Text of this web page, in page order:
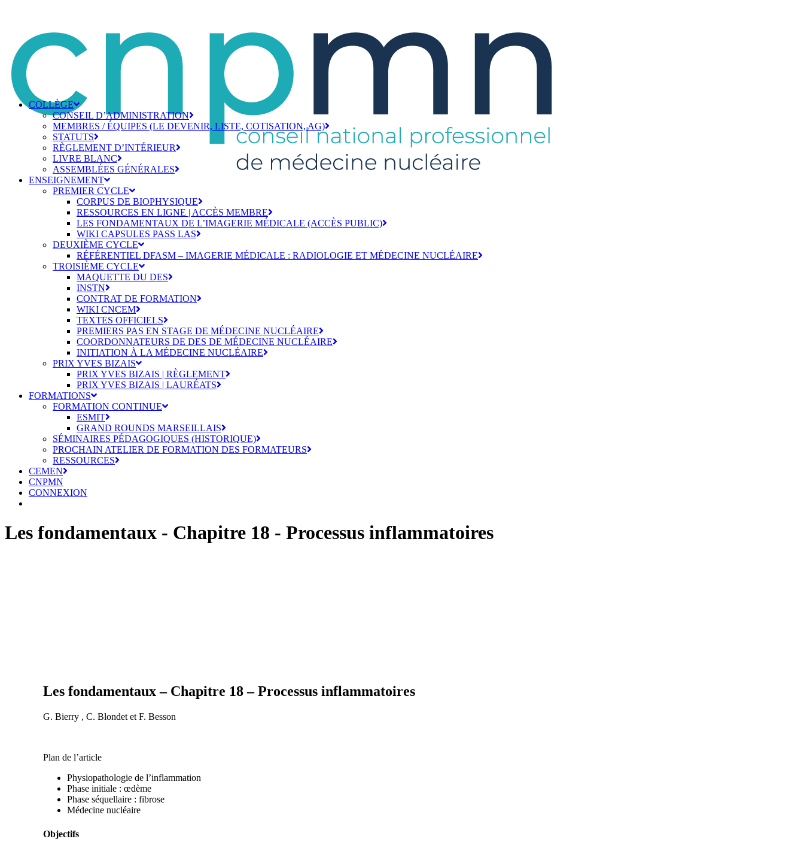
COLLÈGE
CONSEIL D’ADMINISTRATION
MEMBRES / ÉQUIPES (LE DEVENIR, LISTE, COTISATION, AG)
STATUTS
RÈGLEMENT D’INTÉRIEUR
LIVRE BLANC
ASSEMBLÉES GÉNÉRALES
ENSEIGNEMENT
PREMIER CYCLE
CORPUS DE BIOPHYSIQUE
RESSOURCES EN LIGNE | ACCÈS MEMBRE
LES FONDAMENTAUX DE L’IMAGERIE MÉDICALE (ACCÈS PUBLIC)
WIKI CAPSULES PASS LAS
DEUXIÈME CYCLE
RÉFÉRENTIEL DFASM – IMAGERIE MÉDICALE : RADIOLOGIE ET MÉDECINE NUCLÉAIRE
TROISIÈME CYCLE
MAQUETTE DU DES
INSTN
CONTRAT DE FORMATION
WIKI CNCEM
TEXTES OFFICIELS
PREMIERS PAS EN STAGE DE MÉDECINE NUCLÉAIRE
COORDONNATEURS DE DES DE MÉDECINE NUCLÉAIRE
INITIATION À LA MÉDECINE NUCLÉAIRE
PRIX YVES BIZAIS
PRIX YVES BIZAIS | RÈGLEMENT
PRIX YVES BIZAIS | LAURÉATS
FORMATIONS
FORMATION CONTINUE
ESMIT
GRAND ROUNDS MARSEILLAIS
SÉMINAIRES PÉDAGOGIQUES (HISTORIQUE)
PROCHAIN ATELIER DE FORMATION DES FORMATEURS
RESSOURCES
CEMEN
CNPMN
CONNEXION
Les fondamentaux - Chapitre 18 - Processus inflammatoires
Les fondamentaux – Chapitre 18 – Processus inflammatoires
G. Bierry , C. Blondet et F. Besson
Plan de l’article
Physiopathologie de l’inflammation
Phase initiale : œdème
Phase séquellaire : fibrose
Médecine nucléaire
Objectifs